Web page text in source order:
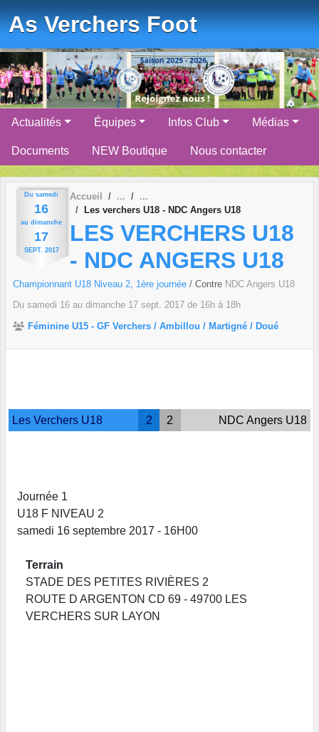
As Verchers Foot
Actualités Équipes Infos Club Médias
Documents NEW Boutique Nous contacter
Du samedi
16
au dimanche
17
SEPT. 2017
Accueil
Les verchers U18 - NDC Angers U18
LES VERCHERS U18
- NDC ANGERS U18
Championnant U18 Niveau 2, 1ère journée / Contre NDC Angers U18
Du samedi 16 au dimanche 17 sept. 2017 de 16h à 18h
Féminine U15 - GF Verchers / Ambillou / Martigné / Doué
Les Verchers U18 2 2 NDC Angers U18
Journée 1
U18 F NIVEAU 2
samedi 16 septembre 2017 - 16H00
Terrain
STADE DES PETITES RIVIÈRES 2
ROUTE D ARGENTON CD 69 - 49700 LES
VERCHERS SUR LAYON